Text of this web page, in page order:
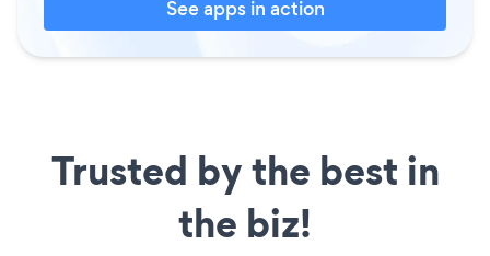
See apps in action
Trusted by the best in
the biz!